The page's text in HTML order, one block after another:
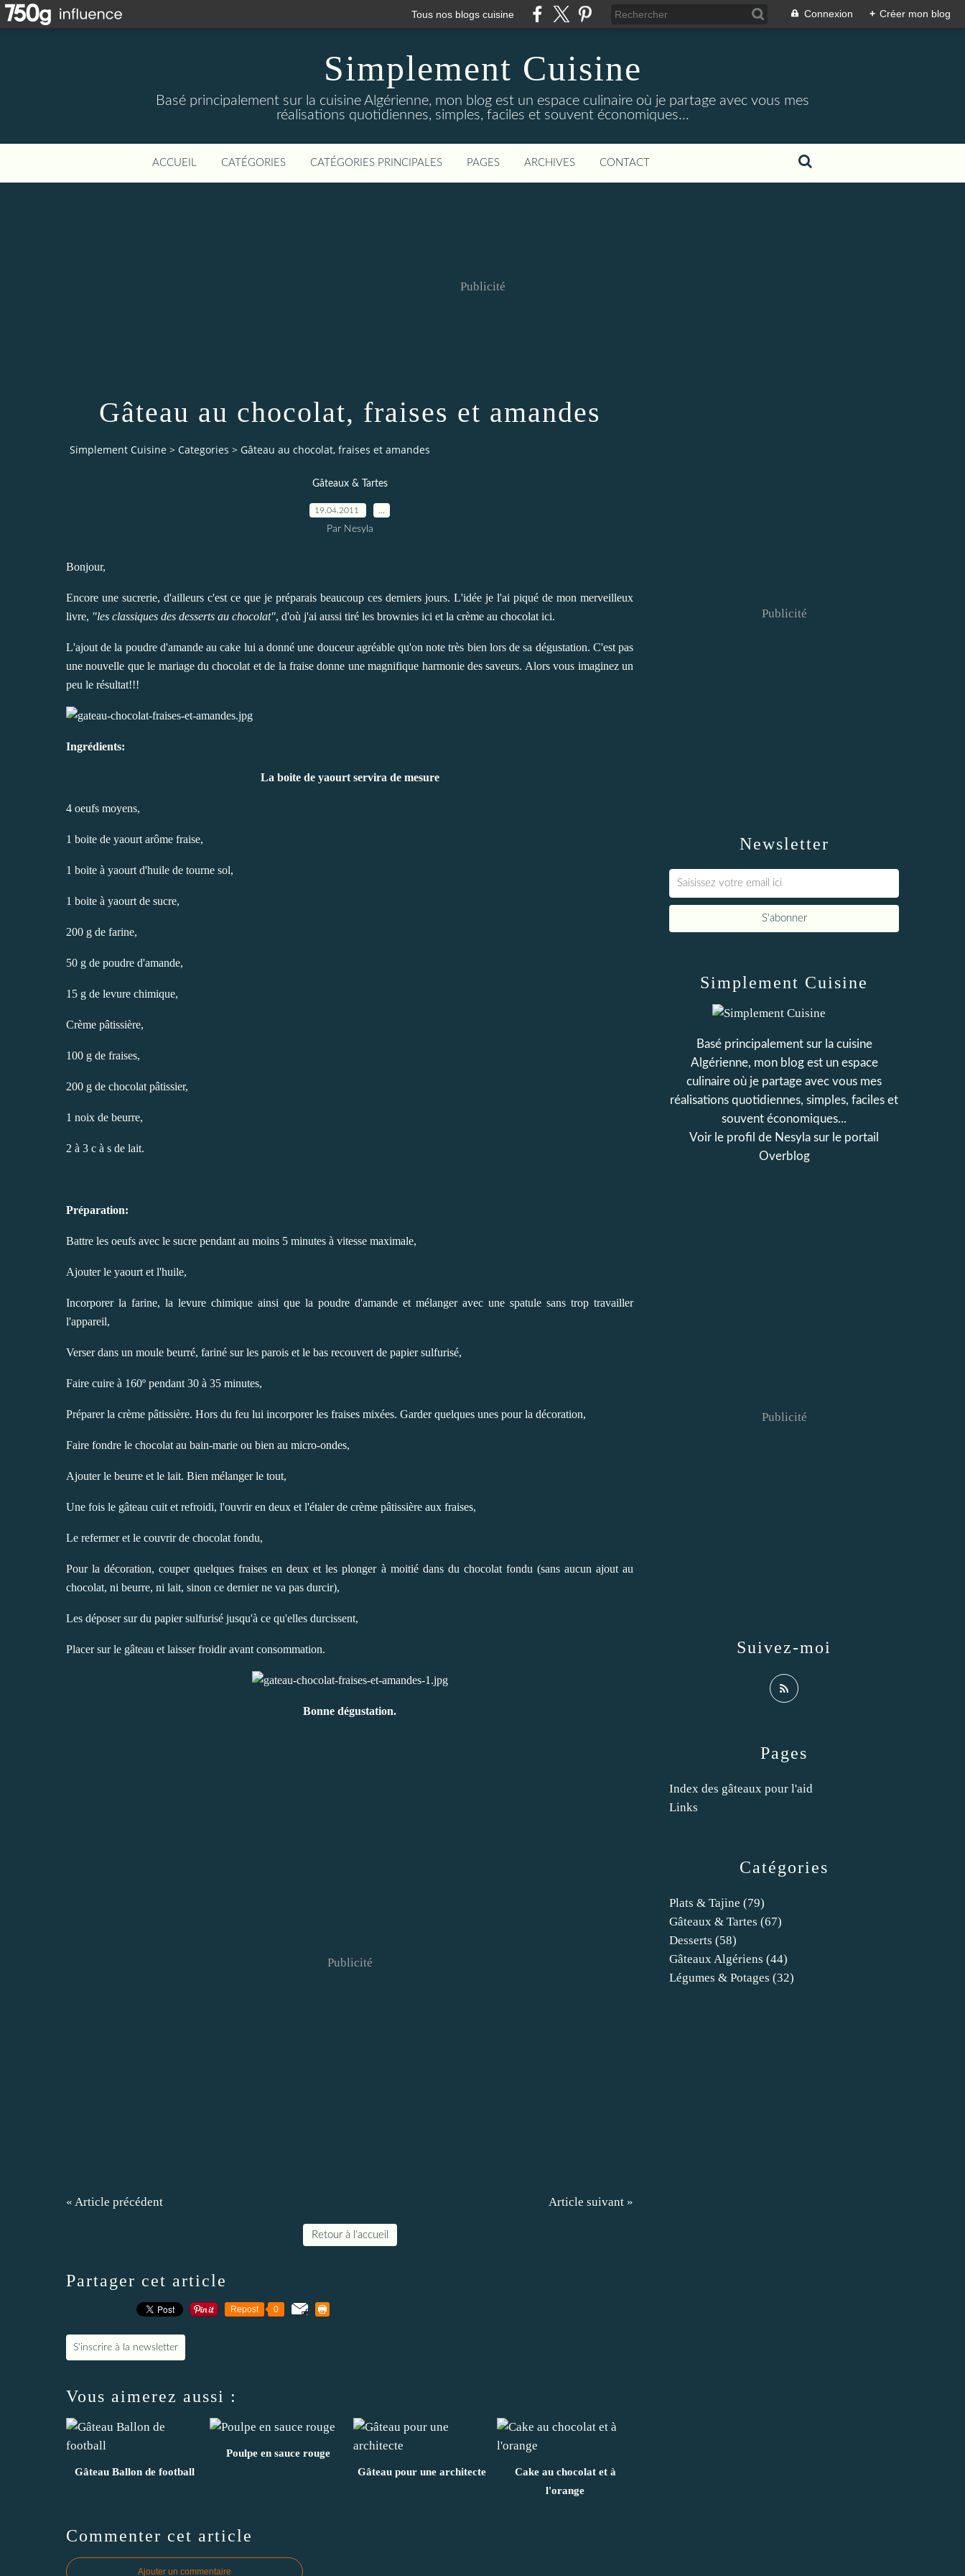
Tous nos blogs cuisine Connexion + Créer mon blog
Simplement Cuisine
Basé principalement sur la cuisine Algérienne, mon blog est un espace culinaire où je partage avec vous mes
réalisations quotidiennes, simples, faciles et souvent économiques...
ACCUEIL CATÉGORIES CATÉGORIES PRINCIPALES PAGES ARCHIVES CONTACT
Publicité
Gâteau au chocolat, fraises et amandes
Simplement Cuisine > Categories > Gâteau au chocolat, fraises et amandes
Gâteaux & Tartes
19.04.2011
Par Nesyla
Bonjour,
Encore une sucrerie, d'ailleurs c'est ce que je préparais beaucoup ces derniers jours. L'idée je l'ai piqué de mon merveilleux
livre, "les classiques des desserts au chocolat", d'où j'ai aussi tiré les brownies ici et la crème au chocolat ici.
L'ajout de la poudre d'amande au cake lui a donné une douceur agréable qu'on note très bien lors de sa dégustation. C'est pas
une nouvelle que le mariage du chocolat et de la fraise donne une magnifique harmonie des saveurs. Alors vous imaginez un
peu le résultat!!!
Ingrédients:
La boite de yaourt servira de mesure
4 oeufs moyens,
1 boite de yaourt arôme fraise,
1 boite à yaourt d'huile de tourne sol,
1 boite à yaourt de sucre,
200 g de farine,
50 g de poudre d'amande,
15 g de levure chimique,
Crème pâtissière,
100 g de fraises,
200 g de chocolat pâtissier,
1 noix de beurre,
2 à 3 c à s de lait.
Préparation:
Battre les oeufs avec le sucre pendant au moins 5 minutes à vitesse maximale,
Ajouter le yaourt et l'huile,
Incorporer la farine, la levure chimique ainsi que la poudre d'amande et mélanger avec une spatule sans trop travailler
l'appareil,
Verser dans un moule beurré, fariné sur les parois et le bas recouvert de papier sulfurisé,
Faire cuire à 160º pendant 30 à 35 minutes,
Préparer la crème pâtissière. Hors du feu lui incorporer les fraises mixées. Garder quelques unes pour la décoration,
Faire fondre le chocolat au bain-marie ou bien au micro-ondes,
Ajouter le beurre et le lait. Bien mélanger le tout,
Une fois le gâteau cuit et refroidi, l'ouvrir en deux et l'étaler de crème pâtissière aux fraises,
Le refermer et le couvrir de chocolat fondu,
Pour la décoration, couper quelques fraises en deux et les plonger à moitié dans du chocolat fondu (sans aucun ajout au
chocolat, ni beurre, ni lait, sinon ce dernier ne va pas durcir),
Les déposer sur du papier sulfurisé jusqu'à ce qu'elles durcissent,
Placer sur le gâteau et laisser froidir avant consommation.
Bonne dégustation.
Publicité
« Article précédent Article suivant »
Retour à l'accueil
Partager cet article
Repost 0
S'inscrire à la newsletter
Vous aimerez aussi :
Gâteau Ballon de football
Poulpe en sauce rouge
Gâteau pour une architecte
Cake au chocolat et à
l'orange
Commenter cet article
Ajouter un commentaire
Newsletter
Publicité
Catégories
Plats & Tajine (79)
Gâteaux & Tartes (67)
Desserts (58)
Gâteaux Algériens (44)
Légumes & Potages (32)
Pages
Index des gâteaux pour l'aid
Links
Simplement Cuisine
Basé principalement sur la cuisine
Algérienne, mon blog est un espace
culinaire où je partage avec vous mes
réalisations quotidiennes, simples, faciles et
souvent économiques...
Voir le profil de Nesyla sur le portail
Overblog
Suivez-moi
Publicité